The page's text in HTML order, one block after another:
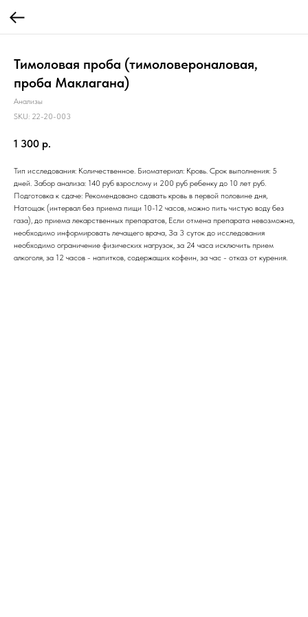
Тимоловая проба (тимоловероналовая,
проба Маклагана)
Анализы
SKU: 22-20-003
1 300 р.
Тип исследования: Количественное. Биоматериал: Кровь. Срок выполнения: 5
дней. Забор анализа: 140 руб взрослому и 200 руб ребенку до 10 лет руб.
Подготовка к сдаче: Рекомендовано сдавать кровь в первой половине дня,
Натощак (интервал без приема пищи 10-12 часов, можно пить чистую воду без
газа), до приема лекарственных препаратов, Если отмена препарата невозможна,
необходимо информировать лечащего врача, За 3 суток до исследования
необходимо ограничение физических нагрузок, за 24 часа исключить прием
алкоголя, за 12 часов - напитков, содержащих кофеин, за час - отказ от курения.